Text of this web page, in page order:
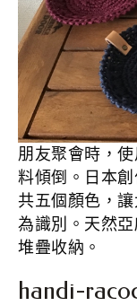
朋友聚會時，
料傾倒。日本
共五個顏色，
為識別。天然
堆疊收納。
handi-